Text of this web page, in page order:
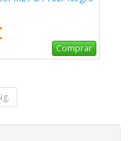
Comprar